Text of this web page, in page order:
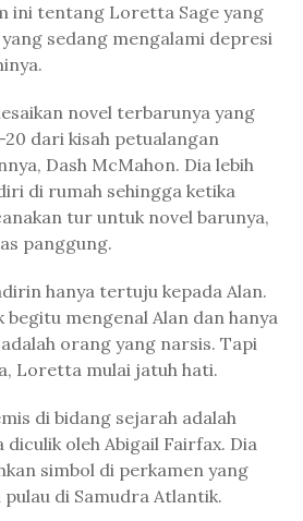
ini tentang Loretta Sage yang
sedang mengalami depresi
novel terbarunya yang
dari kisah petualangan
Dash McMahon. Dia lebih
di rumah sehingga ketika
tur untuk novel barunya,
panggung.
hanya tertuju kepada Alan.
begitu mengenal Alan dan hanya
orang yang narsis. Tapi
Loretta mulai jatuh hati.
di bidang sejarah adalah
oleh Abigail Fairfax. Dia
simbol di perkamen yang
di Samudra Atlantik.